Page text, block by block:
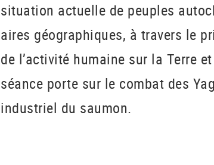
situation actuelle de peuples
aires géographiques, à travers le
de l’activité humaine sur la Terre
séance porte sur le combat des
industriel du saumon.